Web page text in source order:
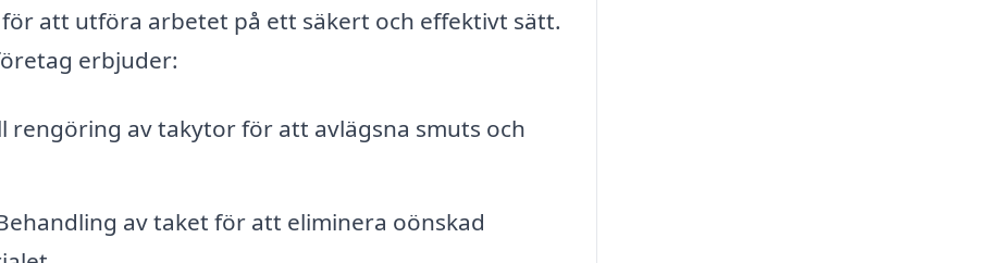
att utföra arbetet på ett säkert och effektivt sätt.
erbjuder:
rengöring av takytor för att avlägsna smuts och
av taket för att eliminera oönskad